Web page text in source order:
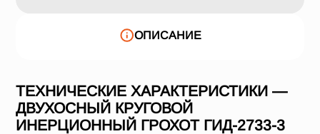
ОПИСАНИЕ
ТЕХНИЧЕСКИЕ ХАРАКТЕРИСТИКИ —
ДВУХОСНЫЙ КРУГОВОЙ
ИНЕРЦИОННЫЙ ГРОХОТ ГИД-2733-3